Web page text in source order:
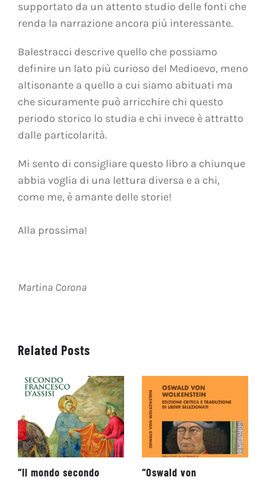
supportato da un attento studio delle fonti che
renda la narrazione ancora più interessante.
Balestracci descrive quello che possiamo
definire un lato più curioso del Medioevo, meno
altisonante a quello a cui siamo abituati ma
che sicuramente può arricchire chi questo
periodo storico lo studia e chi invece è attratto
dalle particolarità.
Mi sento di consigliare questo libro a chiunque
abbia voglia di una lettura diversa e a chi,
come me, è amante delle storie!
Alla prossima!
Martina Corona
Related Posts
“Il mondo secondo
“Oswald von